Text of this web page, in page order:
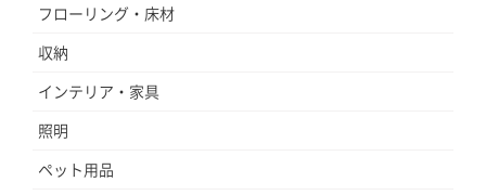
フローリング・床材
収納
インテリア・家具
照明
ペット用品